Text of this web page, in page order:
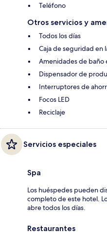
Teléfono
Otros servicios y
Todos los días
Caja de seguridad en
Amenidades de baño
Dispensador de
Interruptores de
Focos LED
Reciclaje
Servicios especiales
Spa
Los huéspedes pueden
completo de este hotel.
abre todos los días.
Restaurantes